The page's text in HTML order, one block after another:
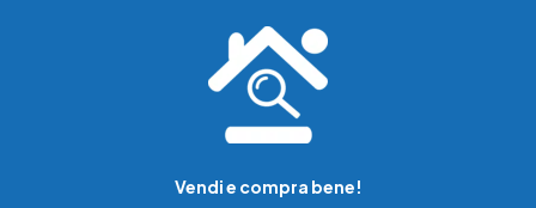
Vendi e compra bene!